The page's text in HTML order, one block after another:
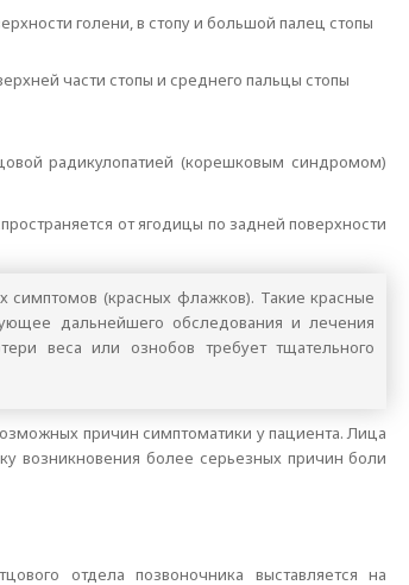
голени, в стопу и большой палец стопы
части стопы и среднего пальцы стопы
радикулопатией (корешковым синдромом)
от ягодицы по задней поверхности
(красных флажков). Такие красные
дальнейшего обследования и лечения
веса или ознобов требует тщательного
причин симптоматики у пациента. Лица
возникновения более серьезных причин боли
отдела позвоночника выставляется на